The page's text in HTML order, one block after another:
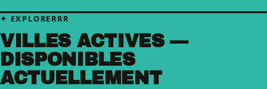
EXPLORERRR
VILLES ACTIVES —
DISPONIBLES
ACTUELLEMENT